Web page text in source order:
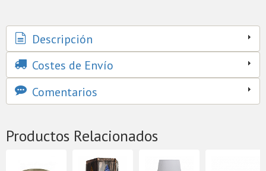
Descripción
Costes de Envío
Comentarios
Productos Relacionados